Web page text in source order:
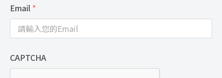
Email *
CAPTCHA